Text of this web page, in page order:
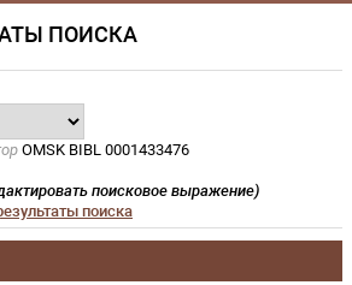
ПОИСКА
OMSK BIBL 0001433476
поисковое выражение)
поиска